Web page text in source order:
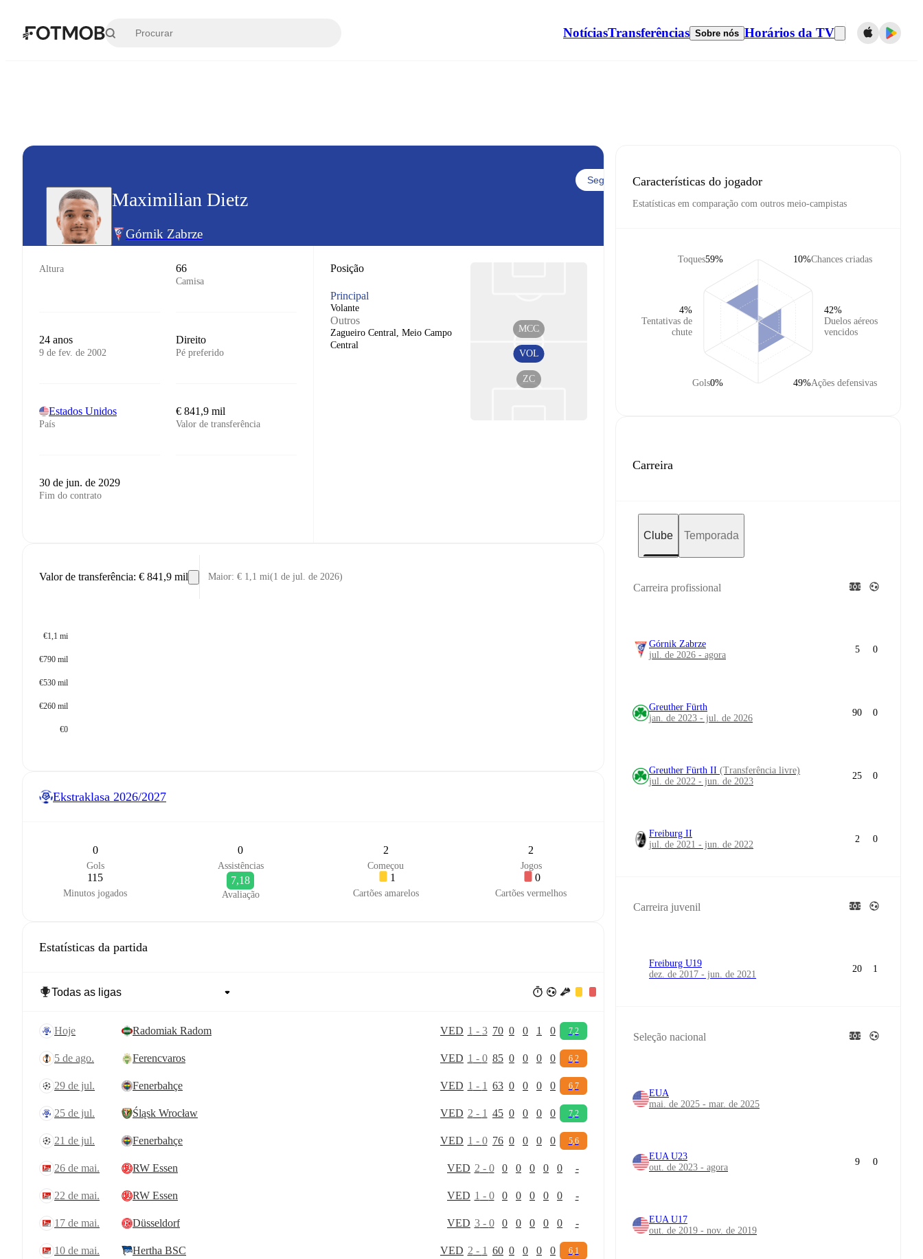
NotíciasTransferências Sobre nós Horários da TV
Maximilian Dietz
Górnik Zabrze
Seguir
Altura 66
Camisa
24 anos
9 de fev. de 2002
Direito
Pé preferido
Estados Unidos
País
€ 841,9 mil
Valor de transferência
30 de jun. de 2029
Fim do contrato
Posição
Principal
Volante
Outros
Zagueiro Central, Meio Campo
Central
ZC
VOL
MCC
Valor de transferência: € 841,9 mil Maior: € 1,1 mi(1 de jul. de 2026)
€1,1 mi
€790 mil
€530 mil
€260 mil
€0
Ekstraklasa 2026/2027
0
Gols
0
Assistências
2
Começou
2
Jogos
115
Minutos jogados
7,18
Avaliação
1
Cartões amarelos
0
Cartões vermelhos
Estatísticas da partida
hoje Radomiak Radom VED 1 - 3 70 0 0 1 0 7,2
5 de ago. Ferencvaros VED 1 - 0 85 0 0 0 0 6,2
29 de jul. Fenerbahçe VED 1 - 1 63 0 0 0 0 6,7
25 de jul. Śląsk Wrocław VED 2 - 1 45 0 0 0 0 7,2
21 de jul. Fenerbahçe VED 1 - 0 76 0 0 0 0 5,6
26 de mai. RW Essen VED 2 - 0 0 0 0 0 0 -
22 de mai. RW Essen VED 1 - 0 0 0 0 0 0 -
17 de mai. Düsseldorf VED 3- 0 0 0 0 0 0 -
10 de mai. Hertha BSC VED 2 - 1 60 0 0 0 0 6,1
Características do jogador
Estatísticas em comparação com outros meio-campistas
Toques59%
Tentativas de
chute
4%
Gols0%
Chances criadas
10%
Duelos aéreos
vencidos
42%
Ações defensivas
49%
Carreira
Clube Temporada
Carreira profissional
Górnik Zabrze
jul. de 2026 - agora
5 0
Greuther Fürth
jan. de 2023 - jul. de 2026
90 0
Greuther Fürth II (Transferência livre)
jul. de 2022 - jun. de 2023
25 0
Freiburg II
jul. de 2021 - jun. de 2022
2 0
Carreira juvenil
Freiburg U19
dez. de 2017 - jun. de 2021
20 1
Seleção nacional
EUA
mai. de 2025 - mar. de 2025
EUA U23
out. de 2023 - agora
9 0
EUA U17
out. de 2019 - nov. de 2019